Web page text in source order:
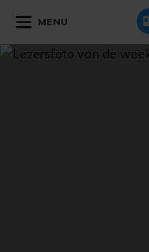
MENU